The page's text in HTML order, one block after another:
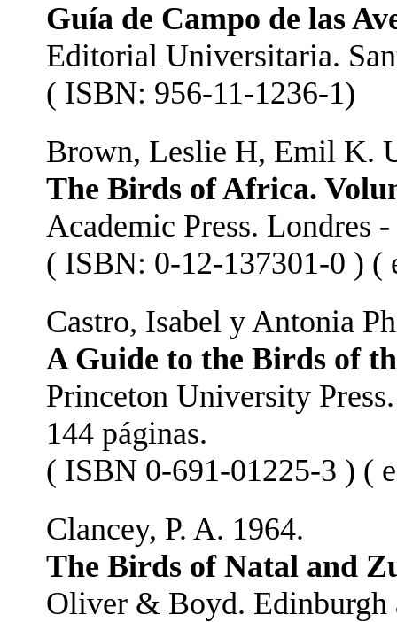
Guía de Campo de las
Editorial Universitaria.
( ISBN: 956-11-1236-1)
Brown, Leslie H, Emil K.
The Birds of Africa.
Academic Press. Londres
( ISBN: 0-12-137301-0 ) (
Castro, Isabel y Antonia
A Guide to the Birds of
Princeton University
144 páginas.
( ISBN 0-691-01225-3 ) (
Clancey, P. A. 1964.
The Birds of Natal and
Oliver & Boyd. Edinburgh